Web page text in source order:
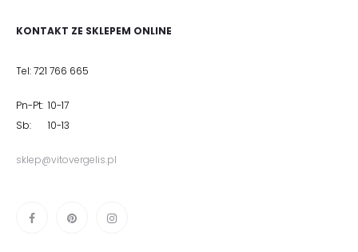
KONTAKT ZE SKLEPEM ONLINE
Tel: 721 766 665
Pn-Pt: 10-17
Sb: 10-13
sklep@vitovergelis.pl